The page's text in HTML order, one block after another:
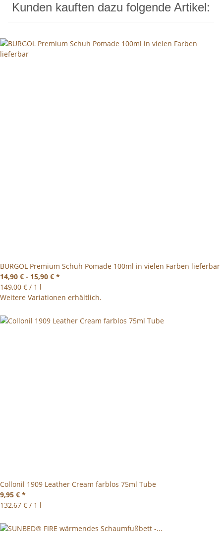
Kunden kauften dazu folgende Artikel:
BURGOL Premium Schuh Pomade 100ml in vielen Farben lieferbar
14,90 € - 15,90 € *
149,00 € / 1 l
Weitere Variationen erhältlich.
Collonil 1909 Leather Cream farblos 75ml Tube
9,95 € *
132,67 € / 1 l